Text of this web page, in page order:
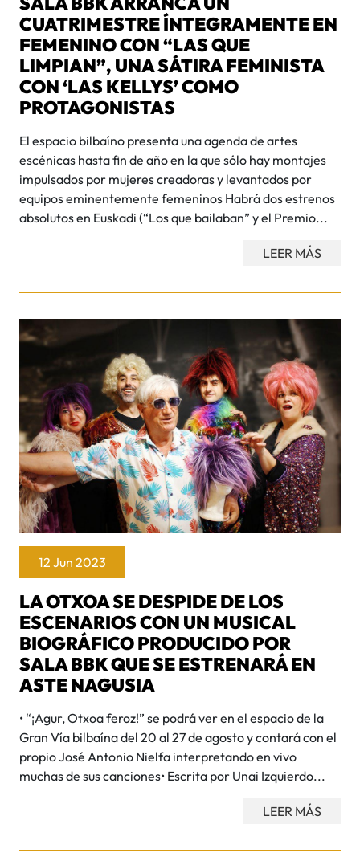
CUATRIMESTRE ÍNTEGRAMENTE EN
FEMENINO CON “LAS QUE
LIMPIAN”, UNA SÁTIRA FEMINISTA
CON ‘LAS KELLYS’ COMO
PROTAGONISTAS
El espacio bilbaíno presenta una agenda de artes
escénicas hasta fin de año en la que sólo hay montajes
impulsados por mujeres creadoras y levantados por
equipos eminentemente femeninos Habrá dos estrenos
absolutos en Euskadi (“Los que bailaban” y el Premio...
LEER MÁS
12 Jun 2023
LA OTXOA SE DESPIDE DE LOS
ESCENARIOS CON UN MUSICAL
BIOGRÁFICO PRODUCIDO POR
SALA BBK QUE SE ESTRENARÁ EN
ASTE NAGUSIA
• “¡Agur, Otxoa feroz!” se podrá ver en el espacio de la
Gran Vía bilbaína del 20 al 27 de agosto y contará con el
propio José Antonio Nielfa interpretando en vivo
muchas de sus canciones• Escrita por Unai Izquierdo...
LEER MÁS